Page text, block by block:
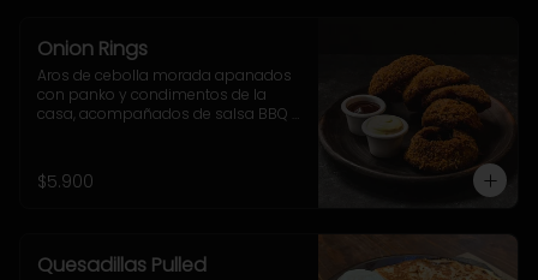
Onion Rings
Aros de cebolla morada apanados
con panko y condimentos de la
casa, acompañados de salsa BBQ y
$5.900
Quesadillas Pulled